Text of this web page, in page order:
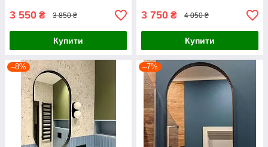
3 550 ₴ 3 850 ₴
Купити
3 750 ₴ 4 050 ₴
Купити
–8% –7%